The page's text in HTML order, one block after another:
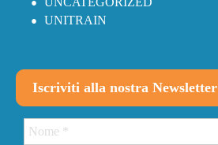
UNITRAIN
Iscriviti alla nostra Newsletter